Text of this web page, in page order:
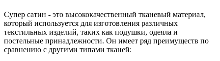
Супер сатин - это высококачественный тканевый материал,
который используется для изготовления различных
текстильных изделий, таких как подушки, одеяла и
постельные принадлежности. Он имеет ряд преимуществ по
сравнению с другими типами тканей: